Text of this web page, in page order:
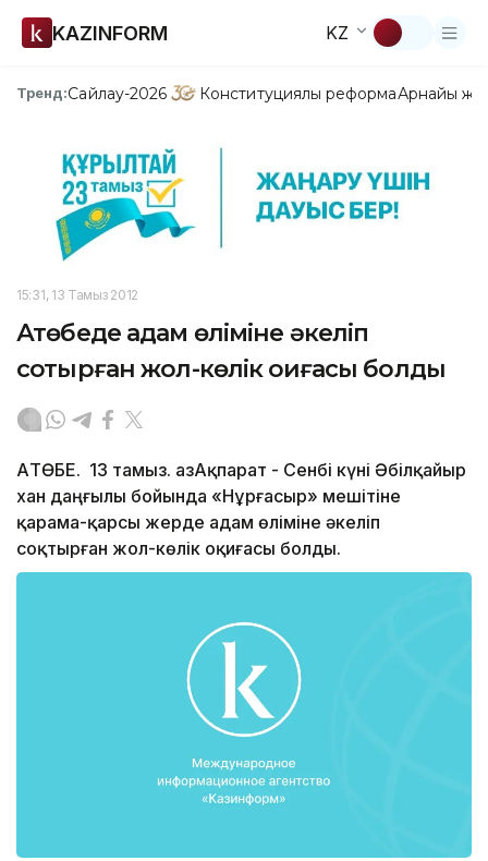
KAZINFORM KZ
Тренд:Сайлау-2026 Конституциялық реформаАрнайы
15:31, 13 Тамыз 2012
Ақтөбеде адам өліміне әкеліп
соқтырған жол-көлік оқиғасы болды
АҚТӨБЕ. 13 тамыз. ҚазАқпарат - Сенбі күні Әбілқайыр
хан даңғылы бойында «Нұрғасыр» мешітіне
қарама-қарсы жерде адам өліміне әкеліп
соқтырған жол-көлік оқиғасы болды.